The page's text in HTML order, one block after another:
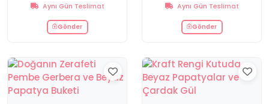
Aynı Gün Teslimat
Gönder
Aynı Gün Teslimat
Gönder